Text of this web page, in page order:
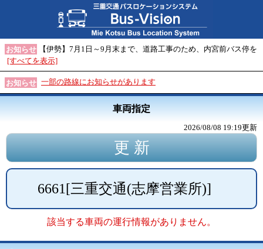
お知らせ
【伊勢】7月1日～9月末まで、道路工事のため、内宮前バス停を
[すべてを表示]
お知らせ 一部の路線にお知らせがあります
車両指定
2026/08/08 19:19更新
6661[三重交通(志摩営業所)]
該当する車両の運行情報がありません。